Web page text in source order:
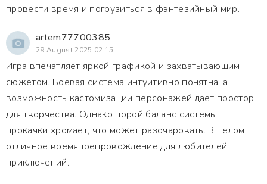
провести время и погрузиться в фэнтезийный мир.
artem77700385
29 August 2025 02:15
Игра впечатляет яркой графикой и захватывающим
сюжетом. Боевая система интуитивно понятна, а
возможность кастомизации персонажей дает простор
для творчества. Однако порой баланс системы
прокачки хромает, что может разочаровать. В целом,
отличное времяпрепровождение для любителей
приключений.